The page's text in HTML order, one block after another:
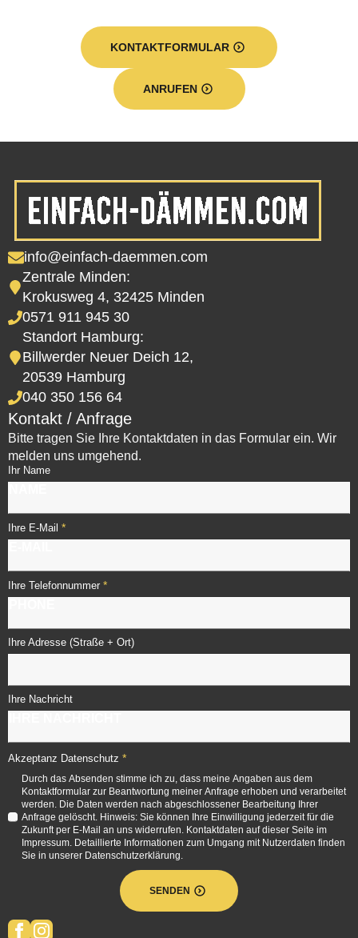
KONTAKTFORMULAR
ANRUFEN
info@einfach-daemmen.com
Zentrale Minden:
Krokusweg 4, 32425 Minden
0571 911 945 30
Standort Hamburg:
Billwerder Neuer Deich 12,
20539 Hamburg
040 350 156 64
Kontakt / Anfrage
Bitte tragen Sie Ihre Kontaktdaten in das Formular ein. Wir
melden uns umgehend.
Ihr Name
Ihre E-Mail *
Ihre Telefonnummer *
Ihre Adresse (Straße + Ort)
Ihre Nachricht
Akzeptanz Datenschutz *
Durch das Absenden stimme ich zu, dass meine Angaben aus dem
Kontaktformular zur Beantwortung meiner Anfrage erhoben und verarbeitet
werden. Die Daten werden nach abgeschlossener Bearbeitung Ihrer
Anfrage gelöscht. Hinweis: Sie können Ihre Einwilligung jederzeit für die
Zukunft per E-Mail an uns widerrufen. Kontaktdaten auf dieser Seite im
Impressum. Detaillierte Informationen zum Umgang mit Nutzerdaten finden
Sie in unserer Datenschutzerklärung.
SENDEN